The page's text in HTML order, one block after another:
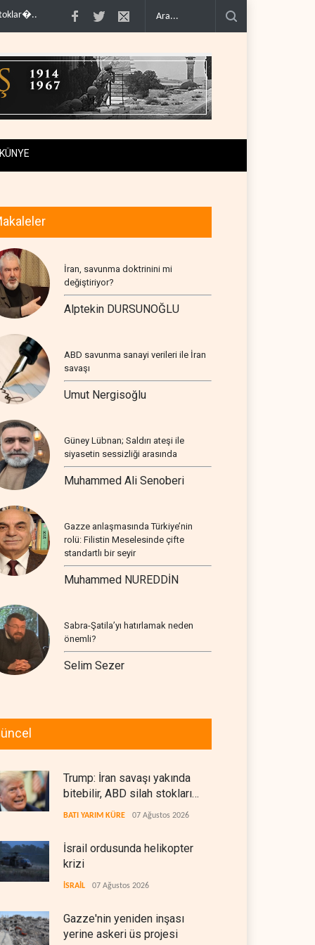
İsrail ordusunda helikopter krizi.. UNICEF: Gazze'de ateşkesten bu
KÜNYE
İran, savunma doktrinini mi
değiştiriyor?
Alptekin DURSUNOĞLU
ABD savunma sanayi verileri ile İran
savaşı
Umut Nergisoğlu
Güney Lübnan; Saldırı ateşi ile
siyasetin sessizliği arasında
Muhammed Ali Senoberi
Gazze anlaşmasında Türkiye’nin
rolü: Filistin Meselesinde çifte
standartlı bir seyir
Muhammed NUREDDİN
Sabra-Şatila’yı hatırlamak neden
önemli?
Selim Sezer
Trump: İran savaşı yakında
bitebilir, ABD silah stokları
zorlanıyor
BATI YARIM KÜRE 07 Ağustos 2026
İsrail ordusunda helikopter
krizi
İSRAİL 07 Ağustos 2026
Gazze'nin yeniden inşası
yerine askeri üs projesi